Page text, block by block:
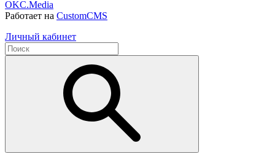
OKC.Media
Работает на CustomCMS
Личный кабинет